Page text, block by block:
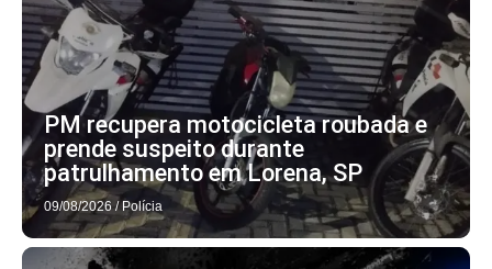
PM recupera motocicleta roubada e
prende suspeito durante
patrulhamento em Lorena, SP
09/08/2026 / Polícia